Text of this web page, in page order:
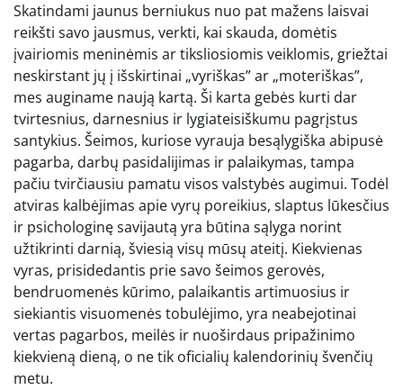
Skatindami jaunus berniukus nuo pat mažens laisvai
reikšti savo jausmus, verkti, kai skauda, domėtis
įvairiomis meninėmis ar tiksliosiomis veiklomis, griežtai
neskirstant jų į išskirtinai „vyriškas” ar „moteriškas”,
mes auginame naują kartą. Ši karta gebės kurti dar
tvirtesnius, darnesnius ir lygiateisiškumu pagrįstus
santykius. Šeimos, kuriose vyrauja besąlygiška abipusė
pagarba, darbų pasidalijimas ir palaikymas, tampa
pačiu tvirčiausiu pamatu visos valstybės augimui. Todėl
atviras kalbėjimas apie vyrų poreikius, slaptus lūkesčius
ir psichologinę savijautą yra būtina sąlyga norint
užtikrinti darnią, šviesią visų mūsų ateitį. Kiekvienas
vyras, prisidedantis prie savo šeimos gerovės,
bendruomenės kūrimo, palaikantis artimuosius ir
siekiantis visuomenės tobulėjimo, yra neabejotinai
vertas pagarbos, meilės ir nuoširdaus pripažinimo
kiekvieną dieną, o ne tik oficialių kalendorinių švenčių
metu.